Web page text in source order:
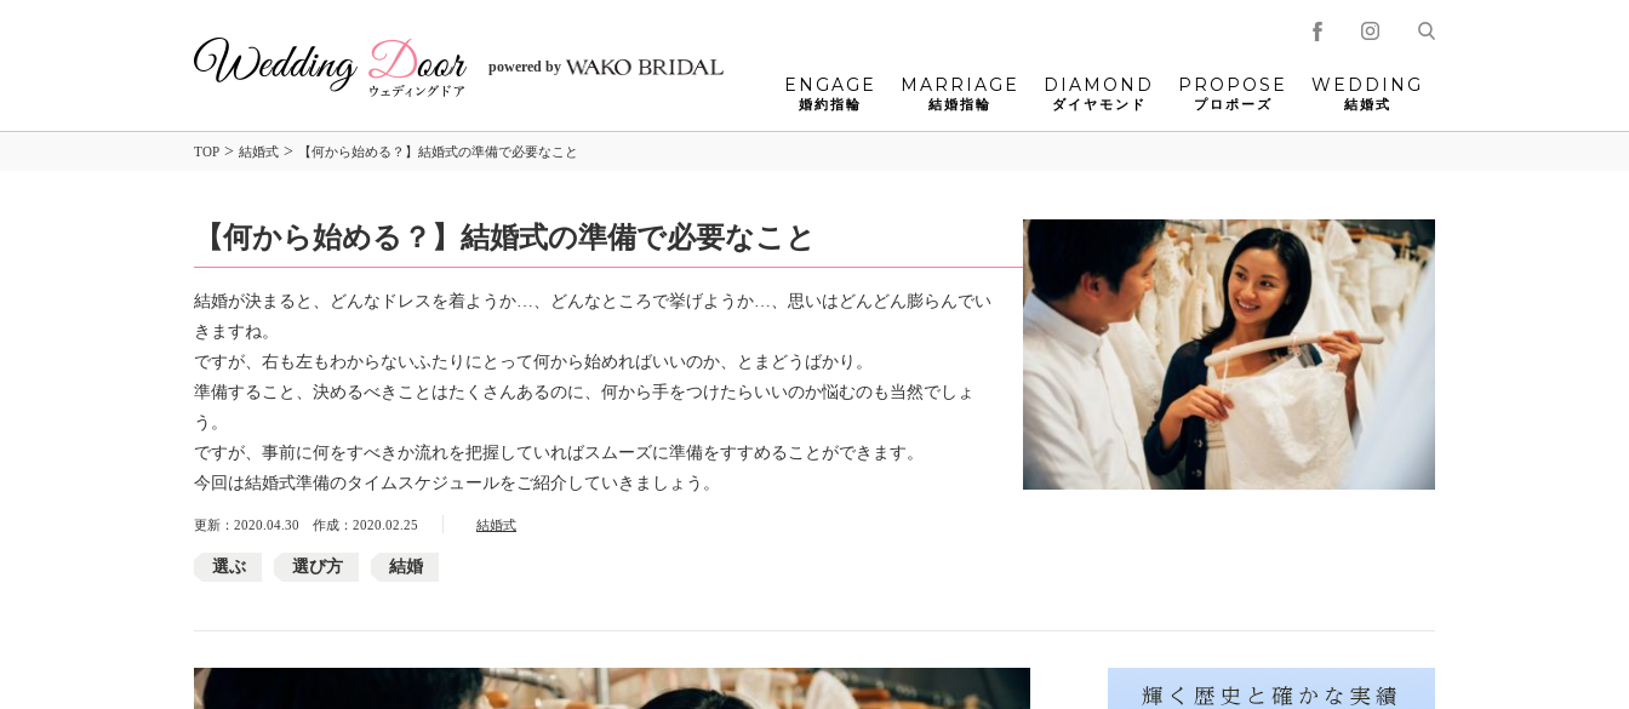
powered by
ENGAGE
婚約指輪
MARRIAGE
結婚指輪
DIAMOND
ダイヤモンド
PROPOSE
プロポーズ
WEDDING
結婚式
TOP > 結婚式 > 【何から始める？】結婚式の準備で必要なこと
【何から始める？】結婚式の準備で必要なこと
結婚が決まると、どんなドレスを着ようか…、どんなところで挙げようか…、思いはどんどん膨らんでい
きますね。
ですが、右も左もわからないふたりにとって何から始めればいいのか、とまどうばかり。
準備すること、決めるべきことはたくさんあるのに、何から手をつけたらいいのか悩むのも当然でしょ
う。
ですが、事前に何をすべきか流れを把握していればスムーズに準備をすすめることができます。
今回は結婚式準備のタイムスケジュールをご紹介していきましょう。
更新：2020.04.30 作成：2020.02.25 結婚式
選ぶ 選び方 結婚